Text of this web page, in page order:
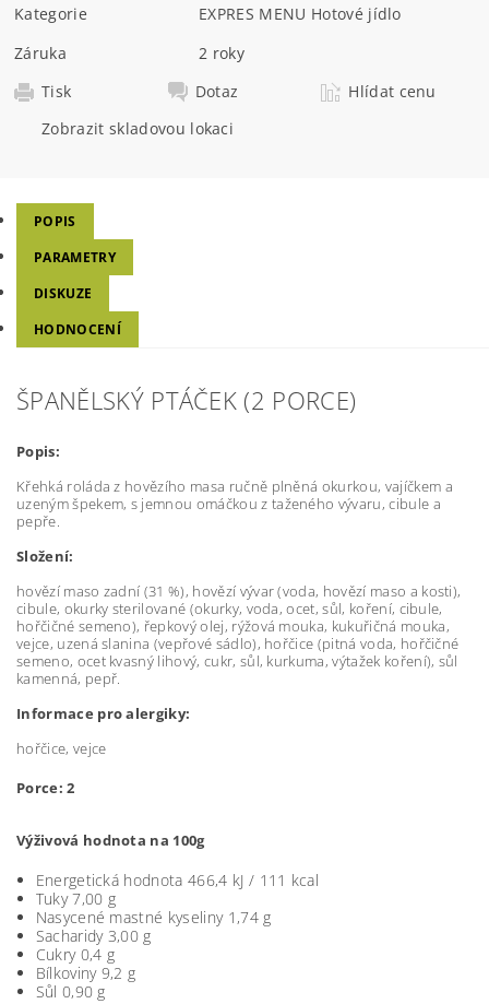
Kategorie
EXPRES MENU Hotové jídlo
Záruka
2 roky
Tisk
Dotaz
Hlídat cenu
Zobrazit skladovou lokaci
POPIS
PARAMETRY
DISKUZE
HODNOCENÍ
ŠPANĚLSKÝ PTÁČEK (2 PORCE)
Popis:
Křehká roláda z hovězího masa ručně plněná okurkou, vajíčkem a
uzeným špekem, s jemnou omáčkou z taženého vývaru, cibule a
pepře.
Složení:
hovězí maso zadní (31 %), hovězí vývar (voda, hovězí maso a kosti),
cibule, okurky sterilované (okurky, voda, ocet, sůl, koření, cibule,
hořčičné semeno), řepkový olej, rýžová mouka, kukuřičná mouka,
vejce, uzená slanina (vepřové sádlo), hořčice (pitná voda, hořčičné
semeno, ocet kvasný lihový, cukr, sůl, kurkuma, výtažek koření), sůl
kamenná, pepř.
Informace pro alergiky:
hořčice, vejce
Porce: 2
Výživová hodnota na 100g
Energetická hodnota 466,4 kJ / 111 kcal
Tuky 7,00 g
Nasycené mastné kyseliny 1,74 g
Sacharidy 3,00 g
Cukry 0,4 g
Bílkoviny 9,2 g
Sůl 0,90 g